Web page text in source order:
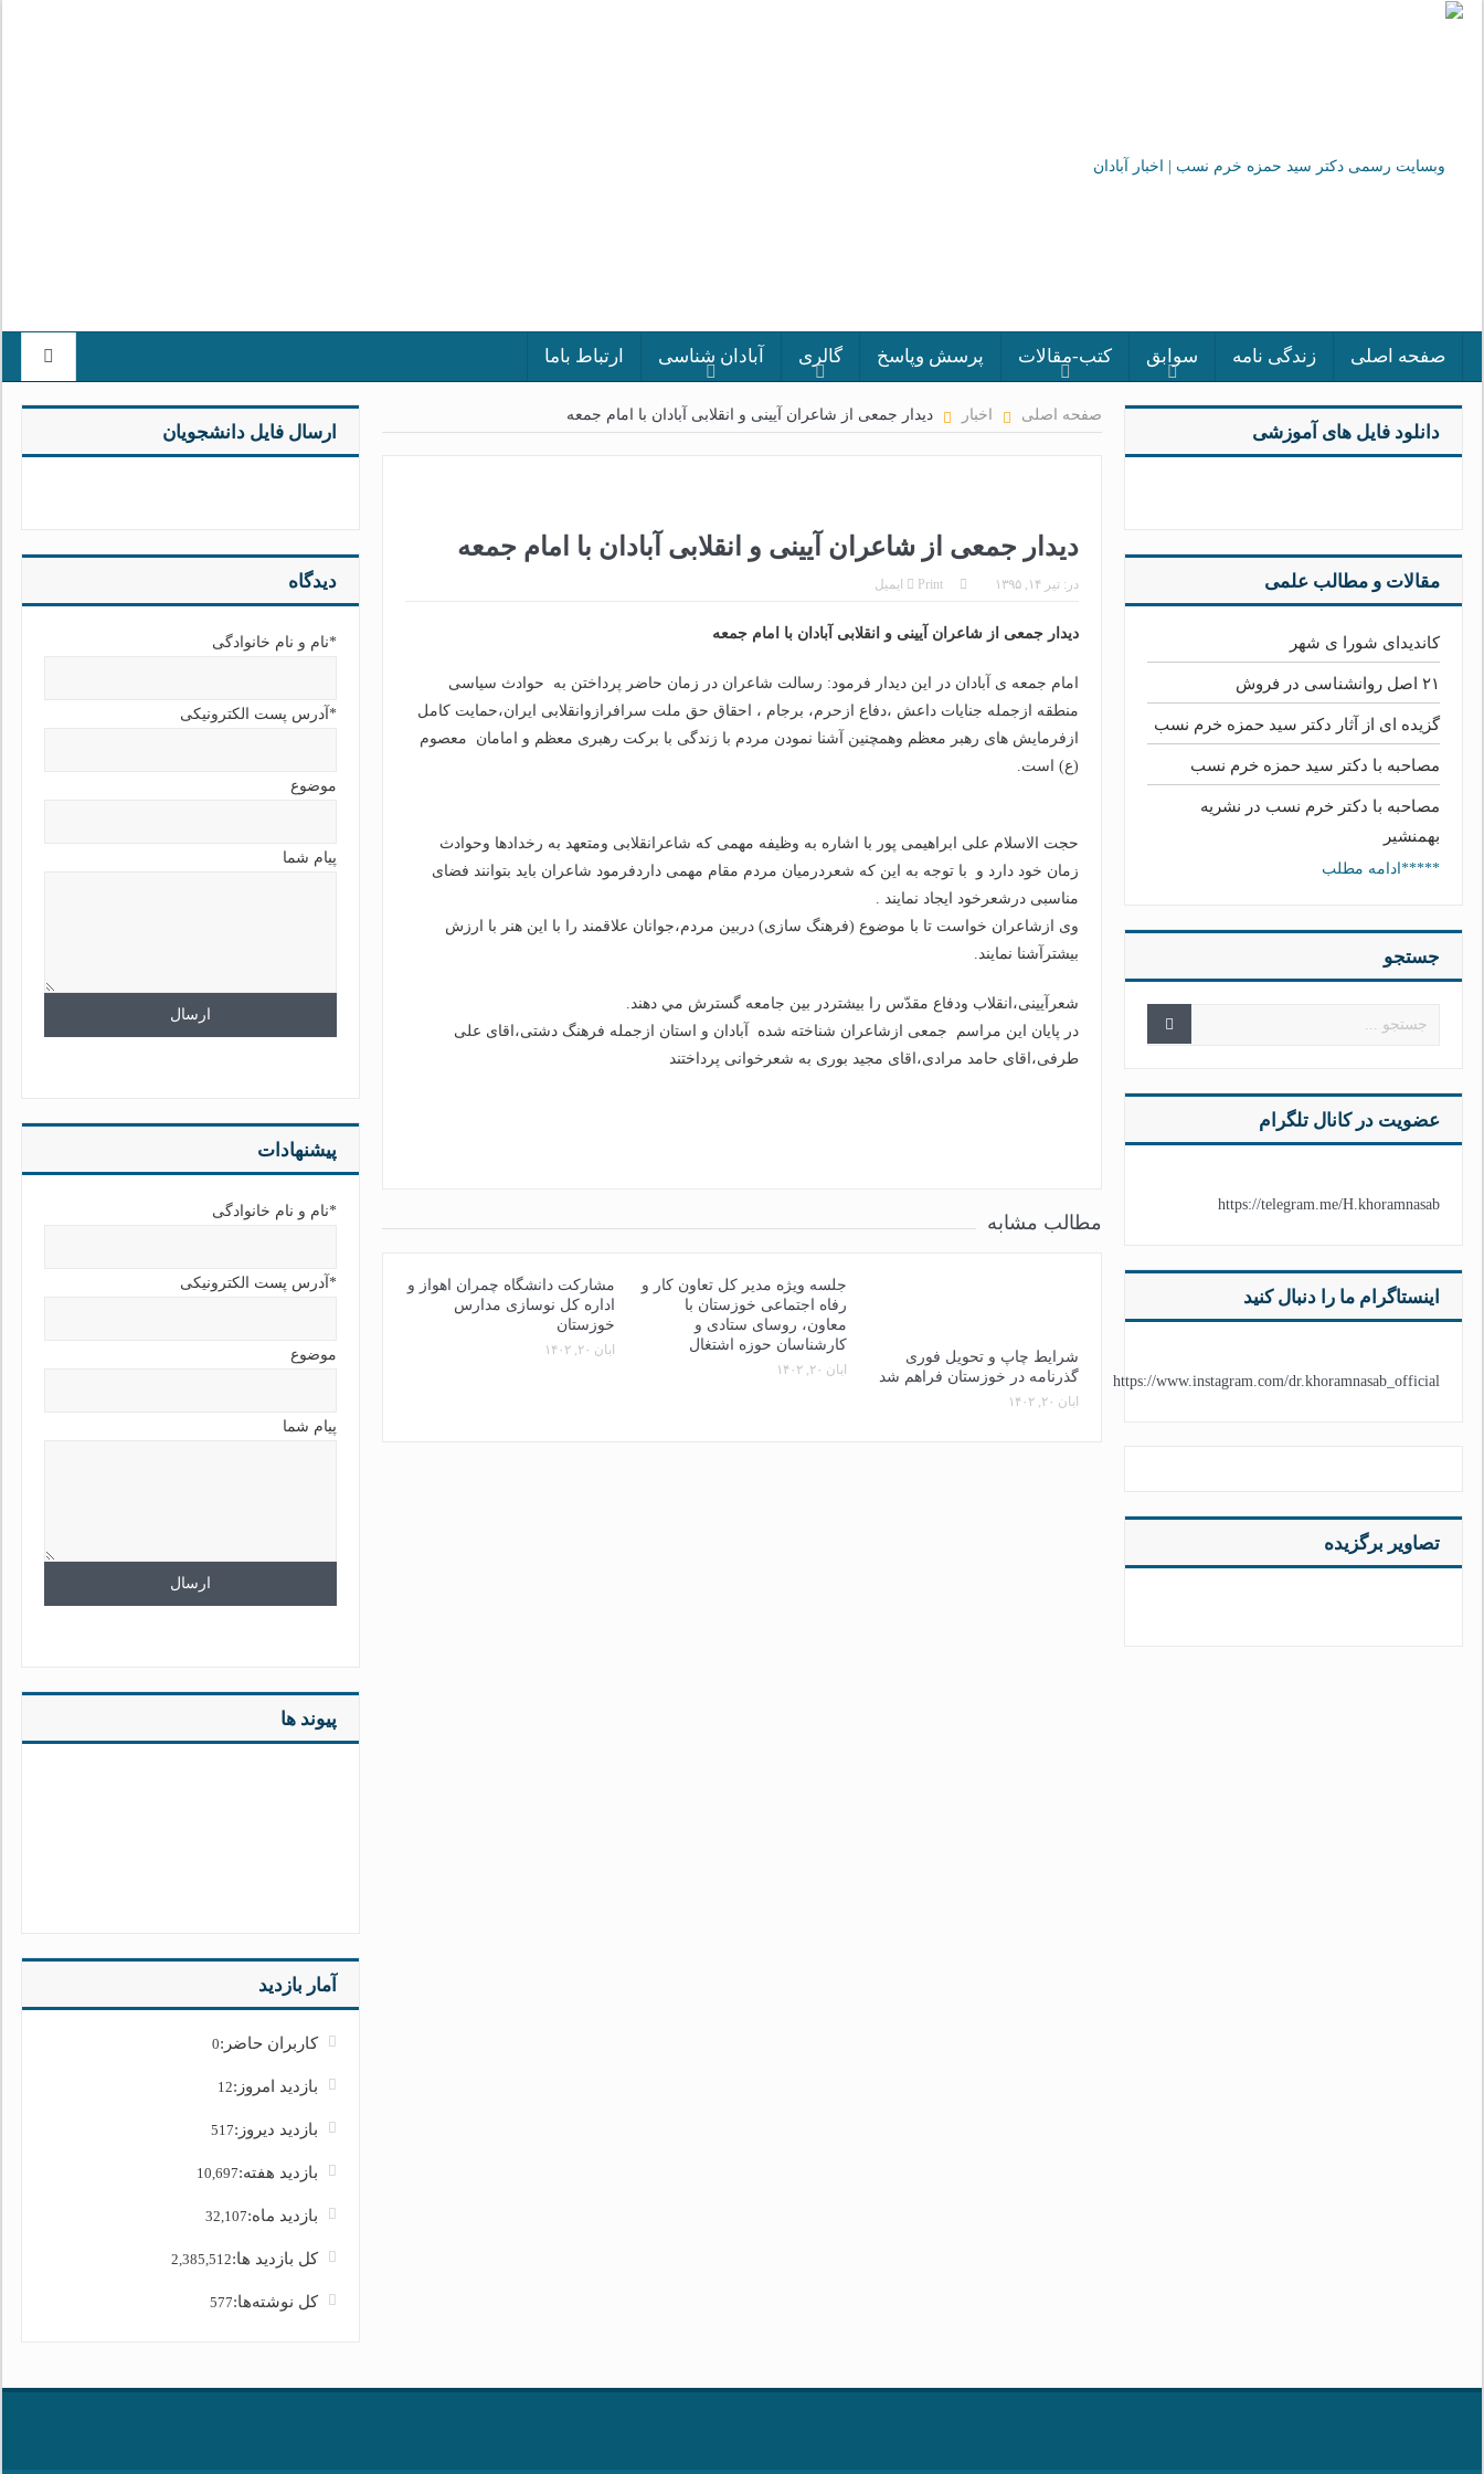
صفحه اصلی زندگی نامه سوابق کتب-مقالات پرسش وپاسخ گالری آبادان شناسی ارتباط باما
صفحه اصلی اخبار دیدار جمعی از شاعران آیینی و انقلابی آبادان با امام جمعه
دیدار جمعی از شاعران آیینی و انقلابی آبادان با امام جمعه
در: تیر ۱۴, ۱۳۹۵ Print ایمیل
دیدار جمعی از شاعران آیینی و انقلابی آبادان با امام جمعه
امام جمعه ی آبادان در این دیدار فرمود: رسالت شاعران در زمان حاضر پرداختن به حوادث سیاسی
منطقه ازجمله جنایات داعش ،دفاع ازحرم، برجام ، احقاق حق ملت سرافرازوانقلابی ایران،حمایت کامل
ازفرمایش های رهبر معظم وهمچنین آشنا نمودن مردم با زندگی با برکت رهبری معظم و امامان معصوم
(ع) است.
حجت الاسلام علی ابراهیمی پور با اشاره به وظیفه مهمی که شاعرانقلابی ومتعهد به رخدادها وحوادث
زمان خود دارد و با توجه به این که شعردرمیان مردم مقام مهمی داردفرمود شاعران باید بتوانند فضای
مناسبی درشعرخود ایجاد نمايند .
وی ازشاعران خواست تا با موضوع (فرهنگ سازی) دربین مردم،جوانان علاقمند را با این هنر با ارزش
بیشترآشنا نمایند.
شعرآیینی،انقلاب ودفاع مقدّس را بیشتردر بین جامعه گسترش مي دهند.
در پایان این مراسم جمعی ازشاعران شناخته شده آبادان و استان ازجمله فرهنگ دشتی،اقای علی
طرفی،اقای حامد مرادی،اقای مجید بوری به شعرخوانی پرداختند
مطالب مشابه
شرایط چاپ و تحویل فوری
گذرنامه در خوزستان فراهم شد
آبان ۲۰, ۱۴۰۲
جلسه ویژه مدیر کل تعاون کار و
رفاه اجتماعی خوزستان با
معاون، روسای ستادی و
کارشناسان حوزه اشتغال
آبان ۲۰, ۱۴۰۲
مشارکت دانشگاه چمران اهواز و
اداره کل نوسازی مدارس
خوزستان
آبان ۲۰, ۱۴۰۲
ارسال فایل دانشجویان
دیدگاه
*نام و نام خانوادگی
*آدرس پست الکترونیکی
موضوع
پیام شما
پیشنهادات
*نام و نام خانوادگی
*آدرس پست الکترونیکی
موضوع
پیام شما
پیوند ها
آمار بازدید
کاربران حاضر:0
بازدید امروز:12
بازدید دیروز:517
بازدید هفته:10,697
بازدید ماه:32,107
کل بازدید ها:2,385,512
کل نوشته‌ها:577
دانلود فایل های آموزشی
مقالات و مطالب علمی
کاندیدای شورا ی شهر
۲۱ اصل روانشناسی در فروش
گزیده ای از آثار دکتر سید حمزه خرم نسب
مصاحبه با دکتر سید حمزه خرم نسب
مصاحبه با دکتر خرم نسب در نشریه
بهمنشیر
*****ادامه مطلب
جستجو
عضویت در کانال تلگرام
https://telegram.me/H.khoramnasab
اینستاگرام ما را دنبال کنید
https://www.instagram.com/dr.khoramnasab_official
تصاویر برگزیده